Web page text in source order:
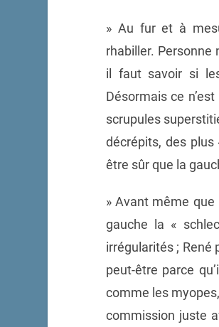
» Au fur et à
rhabiller.
il faut savoir si
Désormais ce
scrupules
décrépits, des
être sûr que la
» Avant même
gauche la «
irrégularités ; René
peut-être parce
comme les
commission juste